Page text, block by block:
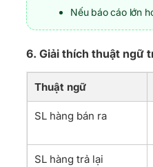
Nếu báo cáo lớn
6. Giải thích thuật ngữ
Thuật ngữ
SL hàng bán ra
SL hàng trả lại